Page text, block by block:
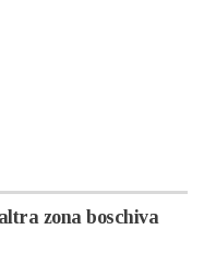
zona boschiva